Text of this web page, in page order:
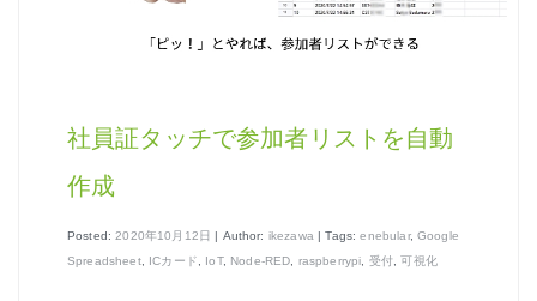
社員証タッチで参加者リストを自動
作成
Posted:2020年10月12日 | Author: ikezawa| Tags:enebular, Google
Spreadsheet, ICカード, IoT, Node-RED, raspberrypi, 受付, 可視化